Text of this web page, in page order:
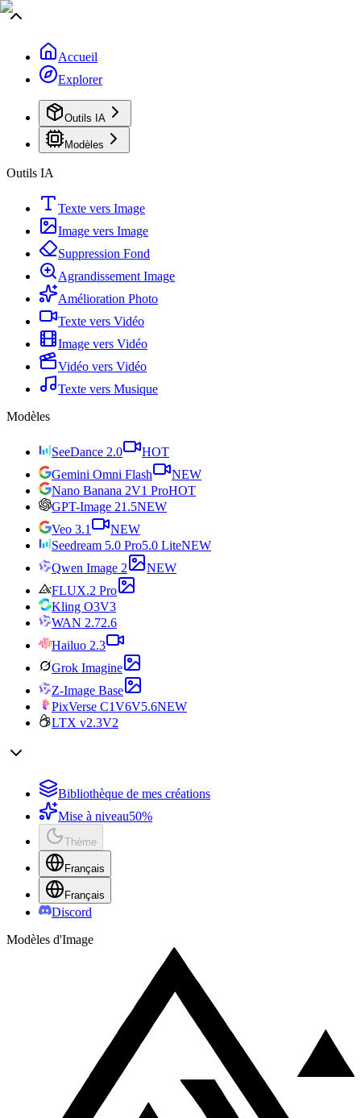
Accueil
Explorer
Outils IA
Modèles
Outils IA
Texte vers Image
Image vers Image
Suppression Fond
Agrandissement Image
Amélioration Photo
Texte vers Vidéo
Image vers Vidéo
Vidéo vers Vidéo
Texte vers Musique
Modèles
SeeDance 2.0
HOT
Gemini Omni Flash
NEW
Nano Banana 2V1 ProHOT
GPT-Image 21.5NEW
Veo 3.1
NEW
Seedream 5.0 Pro5.0 LiteNEW
Qwen Image 2
NEW
FLUX.2 Pro
Kling O3V3
WAN 2.72.6
Hailuo 2.3
Grok Imagine
Z-Image Base
PixVerse C1V6V5.6NEW
LTX v2.3V2
Bibliothèque de mes créations
Mise à niveau50%
Thème
Français
Français
Discord
Modèles d'Image